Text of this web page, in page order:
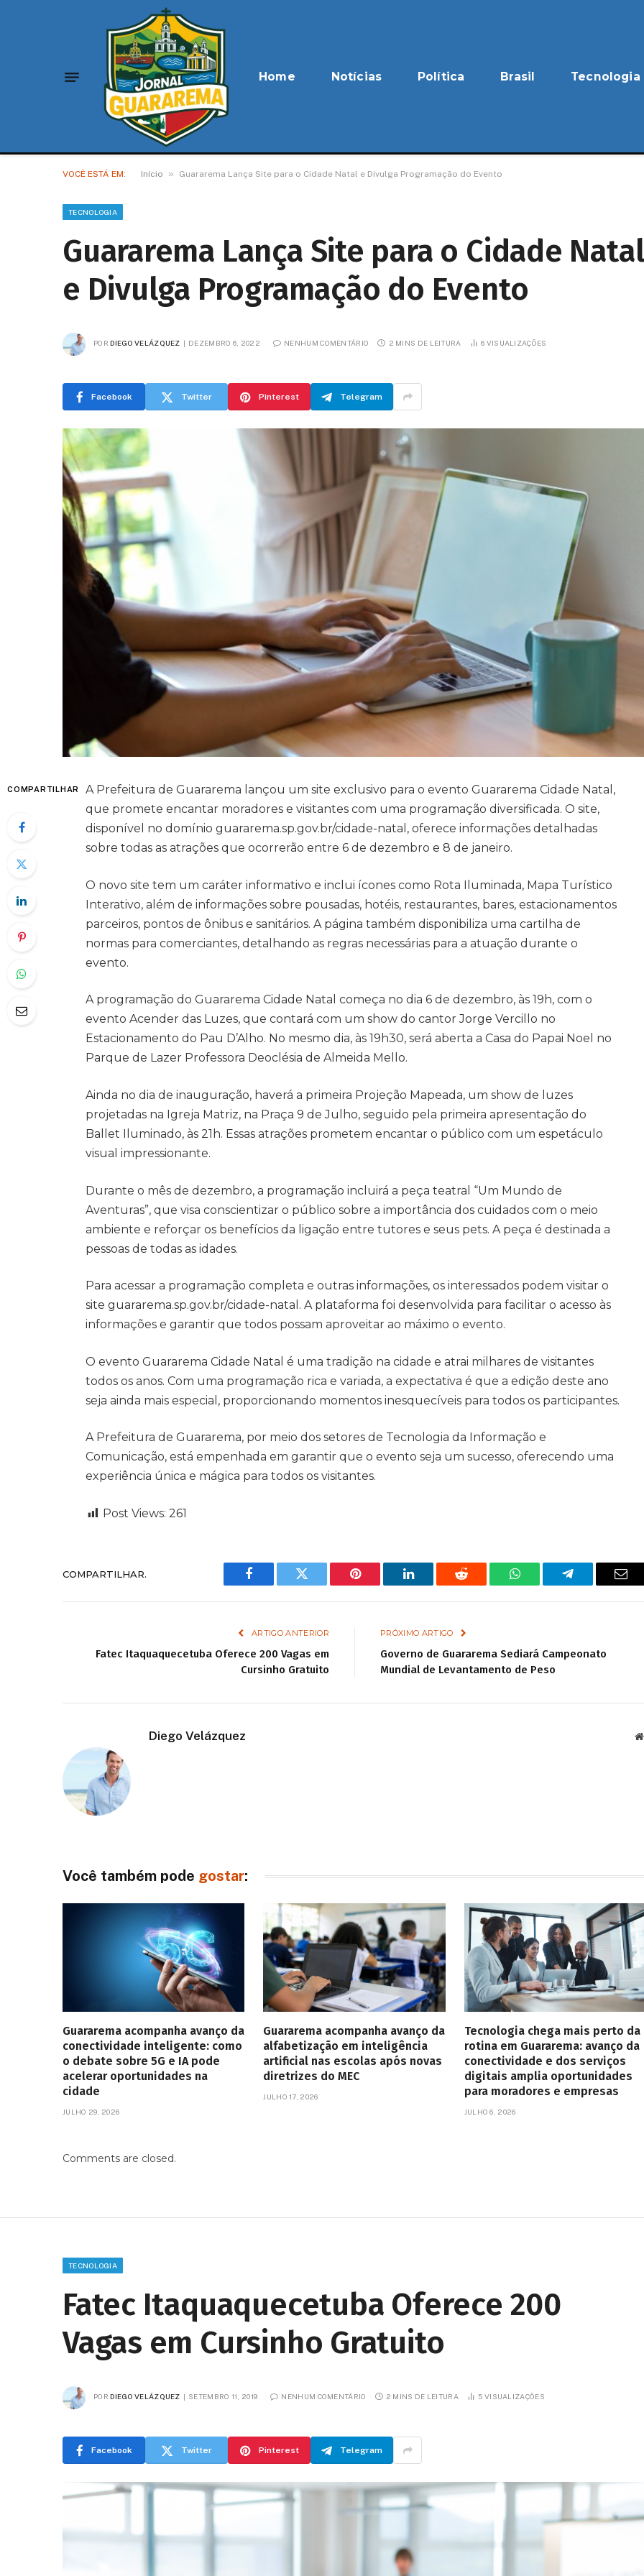
Home Notícias Política Brasil Tecnologia
VOCÊ ESTÁ EM: Início » Guararema Lança Site para o Cidade Natal e Divulga Programação do Evento
TECNOLOGIA
Guararema Lança Site para o Cidade Natal
e Divulga Programação do Evento
POR DIEGO VELÁZQUEZ DEZEMBRO 6, 2022 NENHUM COMENTÁRIO 2 MINS DE LEITURA 6 VISUALIZAÇÕES
Facebook Twitter Pinterest Telegram
COMPARTILHAR
A Prefeitura de Guararema lançou um site exclusivo para o evento Guararema Cidade Natal,
que promete encantar moradores e visitantes com uma programação diversificada. O site,
disponível no domínio guararema.sp.gov.br/cidade-natal, oferece informações detalhadas
sobre todas as atrações que ocorrerão entre 6 de dezembro e 8 de janeiro.
O novo site tem um caráter informativo e inclui ícones como Rota Iluminada, Mapa Turístico
Interativo, além de informações sobre pousadas, hotéis, restaurantes, bares, estacionamentos
parceiros, pontos de ônibus e sanitários. A página também disponibiliza uma cartilha de
normas para comerciantes, detalhando as regras necessárias para a atuação durante o
evento.
A programação do Guararema Cidade Natal começa no dia 6 de dezembro, às 19h, com o
evento Acender das Luzes, que contará com um show do cantor Jorge Vercillo no
Estacionamento do Pau D’Alho. No mesmo dia, às 19h30, será aberta a Casa do Papai Noel no
Parque de Lazer Professora Deoclésia de Almeida Mello.
Ainda no dia de inauguração, haverá a primeira Projeção Mapeada, um show de luzes
projetadas na Igreja Matriz, na Praça 9 de Julho, seguido pela primeira apresentação do
Ballet Iluminado, às 21h. Essas atrações prometem encantar o público com um espetáculo
visual impressionante.
Durante o mês de dezembro, a programação incluirá a peça teatral “Um Mundo de
Aventuras”, que visa conscientizar o público sobre a importância dos cuidados com o meio
ambiente e reforçar os benefícios da ligação entre tutores e seus pets. A peça é destinada a
pessoas de todas as idades.
Para acessar a programação completa e outras informações, os interessados podem visitar o
site guararema.sp.gov.br/cidade-natal. A plataforma foi desenvolvida para facilitar o acesso às
informações e garantir que todos possam aproveitar ao máximo o evento.
O evento Guararema Cidade Natal é uma tradição na cidade e atrai milhares de visitantes
todos os anos. Com uma programação rica e variada, a expectativa é que a edição deste ano
seja ainda mais especial, proporcionando momentos inesquecíveis para todos os participantes.
A Prefeitura de Guararema, por meio dos setores de Tecnologia da Informação e
Comunicação, está empenhada em garantir que o evento seja um sucesso, oferecendo uma
experiência única e mágica para todos os visitantes.
Post Views: 261
COMPARTILHAR.
Facebook Twitter Pinterest LinkedIn Reddit WhatsAppTelegram
ARTIGO ANTERIOR
Fatec Itaquaquecetuba Oferece 200 Vagas em
Cursinho Gratuito
PRÓXIMO ARTIGO
Governo de Guararema Sediará Campeonato
Mundial de Levantamento de Peso
Diego Velázquez
Você também pode gostar:
Guararema acompanha avanço da
conectividade inteligente: como
o debate sobre 5G e IA pode
acelerar oportunidades na
cidade
JULHO 29, 2026
Guararema acompanha avanço da
alfabetização em inteligência
artificial nas escolas após novas
diretrizes do MEC
JULHO 17, 2026
Tecnologia chega mais perto da
rotina em Guararema: avanço da
conectividade e dos serviços
digitais amplia oportunidades
para moradores e empresas
JULHO 6, 2026
Comments are closed.
TECNOLOGIA
Fatec Itaquaquecetuba Oferece 200
Vagas em Cursinho Gratuito
POR DIEGO VELÁZQUEZ SETEMBRO 11, 2019 NENHUM COMENTÁRIO 2 MINS DE LEITURA 5 VISUALIZAÇÕES
Facebook Twitter Pinterest Telegram